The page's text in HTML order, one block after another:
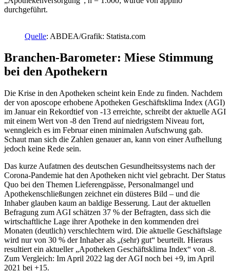
durchgeführt.
Quelle: ABDEA/Grafik: Statista.com
Branchen-Barometer: Miese Stimmung
bei den Apothekern
Die Krise in den Apotheken scheint kein Ende zu finden. Nachdem
der von aposcope erhobene Apotheken Geschäftsklima Index (AGI)
im Januar ein Rekordtief von -13 erreichte, schreibt der aktuelle AGI
mit einem Wert von -8 den Trend auf niedrigstem Niveau fort,
wenngleich es im Februar einen minimalen Aufschwung gab.
Schaut man sich die Zahlen genauer an, kann von einer Aufhellung
jedoch keine Rede sein.
Das kurze Aufatmen des deutschen Gesundheitssystems nach der
Corona-Pandemie hat den Apotheken nicht viel gebracht. Der Status
Quo bei den Themen Lieferengpässe, Personalmangel und
Apothekenschließungen zeichnet ein düsteres Bild – und die
Inhaber glauben kaum an baldige Besserung. Laut der aktuellen
Befragung zum AGI schätzen 37 % der Befragten, dass sich die
wirtschaftliche Lage ihrer Apotheke in den kommenden drei
Monaten (deutlich) verschlechtern wird. Die aktuelle Geschäftslage
wird nur von 30 % der Inhaber als „(sehr) gut“ beurteilt. Hieraus
resultiert ein aktueller „Apotheken Geschäftsklima Index“ von -8.
Zum Vergleich: Im April 2022 lag der AGI noch bei +9, im April
2021 bei +15.